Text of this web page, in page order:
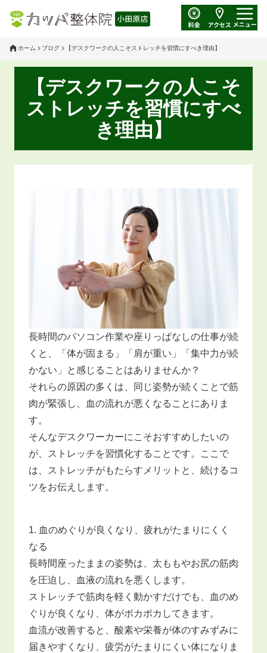
ホーム ブログ 【デスクワークの人こそストレッチを習慣にすべき理由】
【デスクワークの人こそ
ストレッチを習慣にすべ
き理由】
長時間のパソコン作業や座りっぱなしの仕事が続
くと、「体が固まる」「肩が重い」「集中力が続
かない」と感じることはありませんか？
それらの原因の多くは、同じ姿勢が続くことで筋
肉が緊張し、血の流れが悪くなることにありま
す。
そんなデスクワーカーにこそおすすめしたいの
が、ストレッチを習慣化することです。ここで
は、ストレッチがもたらすメリットと、続けるコ
ツをお伝えします。
1. 血のめぐりが良くなり、疲れがたまりにくく
なる
長時間座ったままの姿勢は、太ももやお尻の筋肉
を圧迫し、血液の流れを悪くします。
ストレッチで筋肉を軽く動かすだけでも、血のめ
ぐりが良くなり、体がポカポカしてきます。
血流が改善すると、酸素や栄養が体のすみずみに
届きやすくなり、疲労がたまりにくい体になりま